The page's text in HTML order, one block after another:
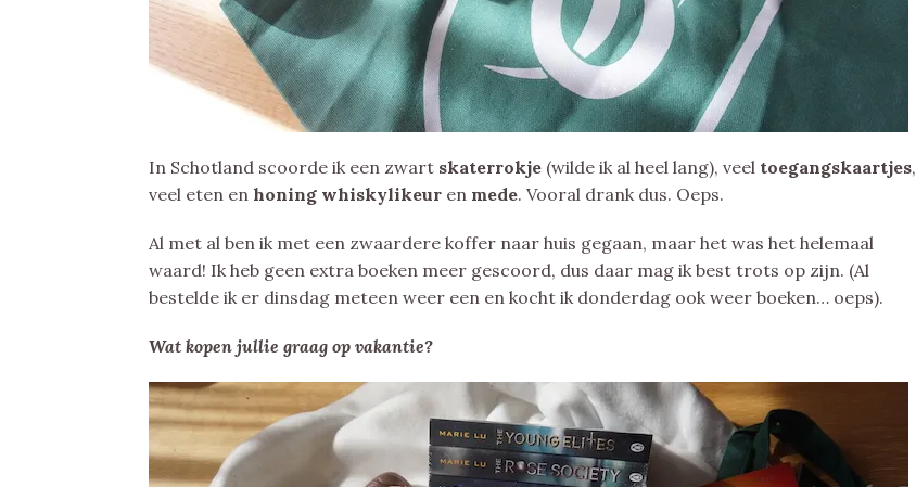
In Schotland scoorde ik een zwart skaterrokje (wilde ik al heel lang), veel toegangskaartjes,
veel eten en honing whiskylikeur en mede. Vooral drank dus. Oeps.
Al met al ben ik met een zwaardere koffer naar huis gegaan, maar het was het helemaal
waard! Ik heb geen extra boeken meer gescoord, dus daar mag ik best trots op zijn. (Al
bestelde ik er dinsdag meteen weer een en kocht ik donderdag ook weer boeken… oeps).
Wat kopen jullie graag op vakantie?